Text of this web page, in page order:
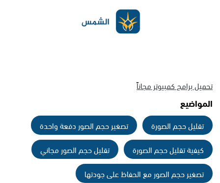
تحميل برامج كمبيوتر مجاناً
المواضيع
تقليل حجم الصورة
تصغير حجم الصور دفعة واحدة
كيفية تقليل حجم الصورة
تقليل حجم الصور مجاني
تصغير حجم الصور مع الحفاظ على جودتها